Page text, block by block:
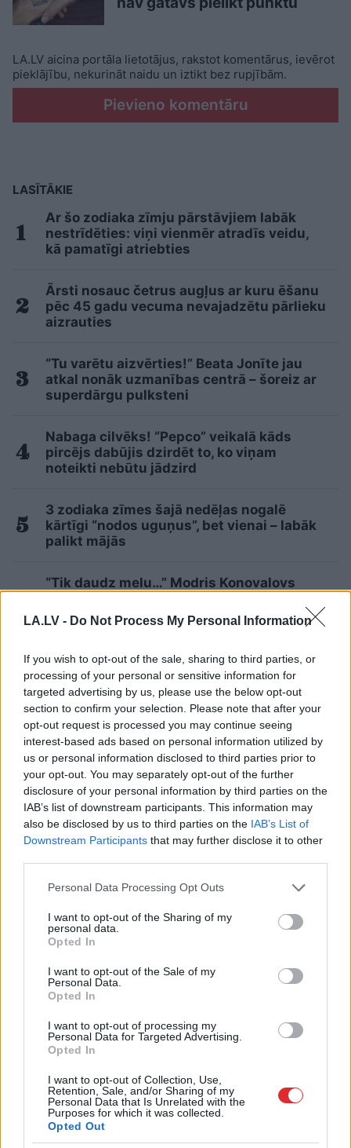
LA.LV - Do Not Process My Personal Information
If you wish to opt-out of the sale, sharing to third parties, or
processing of your personal or sensitive information for
targeted advertising by us, please use the below opt-out
section to confirm your selection. Please note that after your
opt-out request is processed you may continue seeing
interest-based ads based on personal information utilized by
us or personal information disclosed to third parties prior to
your opt-out. You may separately opt-out of the further
disclosure of your personal information by third parties on the
IAB’s list of downstream participants. This information may
also be disclosed by us to third parties on the IAB’s List of
Downstream Participants that may further disclose it to other
Please note that this website/app uses one or more Google
not limited to your visit or usage behaviour. You may click to
grant or deny consent to Google and its third-party tags to
use your data for below specified purposes in below Google
consent section.
Personal Data Processing Opt Outs
I want to opt-out of the Sharing of my
personal data.
Opted In
I want to opt-out of the Sale of my
Personal Data.
Opted In
I want to opt-out of processing my
Personal Data for Targeted Advertising.
Opted In
I want to opt-out of Collection, Use,
Retention, Sale, and/or Sharing of my
Personal Data that Is Unrelated with the
Purposes for which it was collected.
Opted Out
LA.LV aicina portāla lietotājus, rakstot komentārus, ievērot
pieklājību, nekurināt naidu un iztikt bez rupjībām.
Pievieno komentāru
LASĪTĀKIE
Ar šo zodiaka zīmju pārstāvjiem labāk
nestrīdēties: viņi vienmēr atradīs veidu,
kā pamatīgi atriebties
Ārsti nosauc četrus augļus ar kuru ēšanu
pēc 45 gadu vecuma nevajadzētu pārlieku
aizrauties
“Tu varētu aizvērties!” Beata Jonīte jau
atkal nonāk uzmanības centrā – šoreiz ar
superdārgu pulksteni
Nabaga cilvēks! “Pepco” veikalā kāds
pircējs dabūjis dzirdēt to, ko viņam
noteikti nebūtu jādzird
3 zodiaka zīmes šajā nedēļas nogalē
kārtīgi “nodos uguņus”, bet vienai – labāk
palikt mājās
“Tik daudz melu…” Modris Konovalovs
suņu kuņģos
Lasīt citas ziņas
Veselībasrādītāji, ko pēc 40
gadu vecuma būtu vērts
pārbaudīt vismaz reizi gadā
Vienmēr aukstas rokas